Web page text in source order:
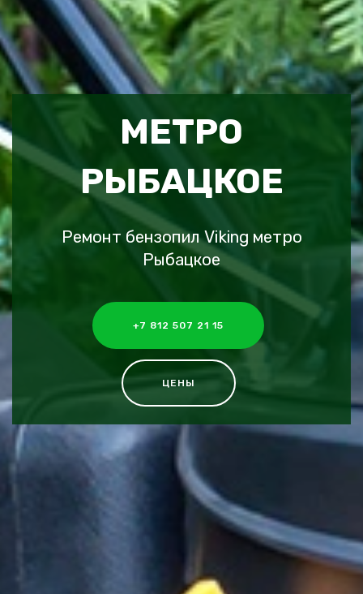
МЕТРО
РЫБАЦКОЕ
Ремонт бензопил Viking метро
Рыбацкое
+7 812 507 21 15
ЦЕНЫ